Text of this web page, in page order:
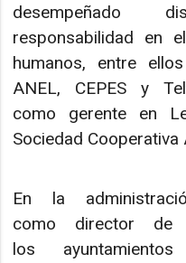
desempeñado
responsabilidad en
humanos, entre
ANEL, CEPES y
como gerente en
Sociedad
En la
como director de
los